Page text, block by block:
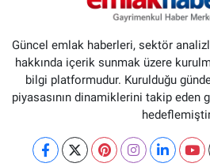
Güncel emlak haberleri, sektör
hakkında içerik sunmak üzere
bilgi platformudur. Kurulduğu
piyasasının dinamiklerini takip eden